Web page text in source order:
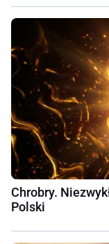
Chrobry.
Polski